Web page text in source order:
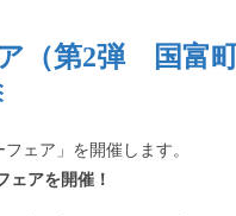
（第2弾 国富
ェア」を開催します。
ェアを開催！